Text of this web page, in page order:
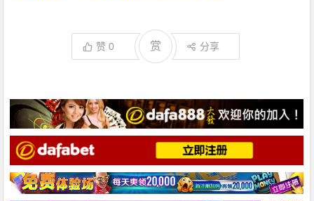
赞0 赏 分享